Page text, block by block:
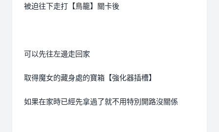
被迫往下走打【鳥籠】關卡後
可以先往左邊走回家
取得魔女的藏身處的寶箱【強化器插槽】
如果在家時已經先拿過了就不用特別開路沒關係